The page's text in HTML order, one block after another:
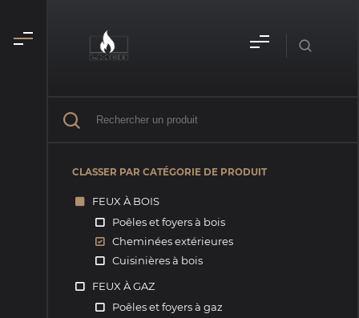
CLASSER PAR CATÉGORIE DE PRODUIT
FEUX À BOIS
Poêles et foyers à bois
Cheminées extérieures
Cuisinières à bois
FEUX À GAZ
Poêles et foyers à gaz